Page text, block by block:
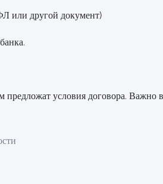
или другой документ)
условия договора.